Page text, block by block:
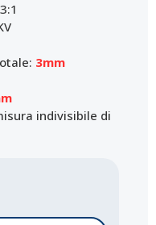
3mm
indivisibile di